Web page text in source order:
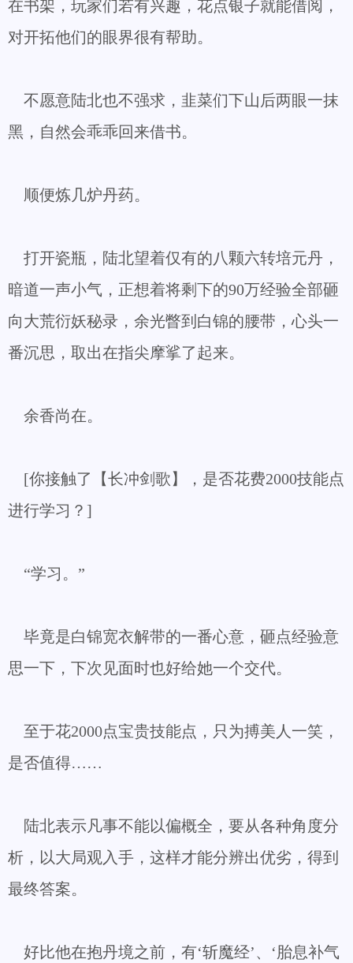
在书架，玩家们若有兴趣，花点银子就能借阅，
对开拓他们的眼界很有帮助。
不愿意陆北也不强求，韭菜们下山后两眼一抹
黑，自然会乖乖回来借书。
顺便炼几炉丹药。
打开瓷瓶，陆北望着仅有的八颗六转培元丹，
暗道一声小气，正想着将剩下的90万经验全部砸
向大荒衍妖秘录，余光瞥到白锦的腰带，心头一
番沉思，取出在指尖摩挲了起来。
余香尚在。
[你接触了【长冲剑歌】，是否花费2000技能点
进行学习？]
“学习。”
毕竟是白锦宽衣解带的一番心意，砸点经验意
思一下，下次见面时也好给她一个交代。
至于花2000点宝贵技能点，只为搏美人一笑，
是否值得……
陆北表示凡事不能以偏概全，要从各种角度分
析，以大局观入手，这样才能分辨出优劣，得到
最终答案。
好比他在抱丹境之前，有‘斩魔经’、‘胎息补气